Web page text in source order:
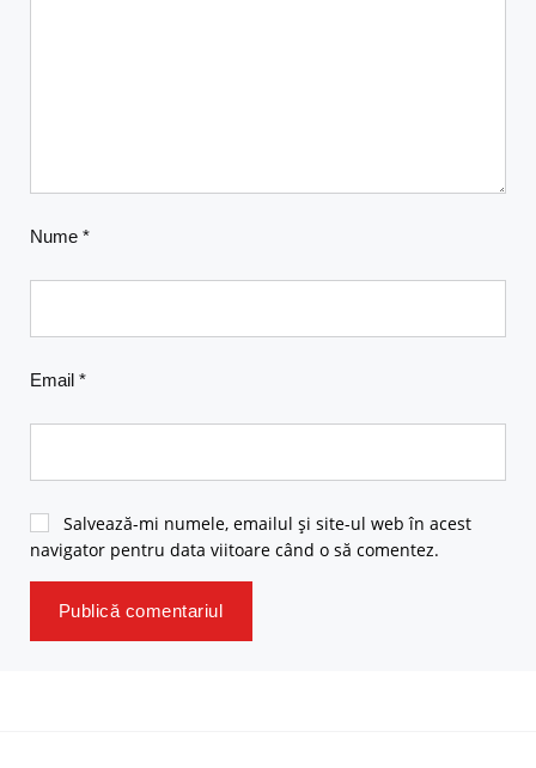
Nume *
Email *
Salvează-mi numele, emailul și site-ul web în acest
navigator pentru data viitoare când o să comentez.